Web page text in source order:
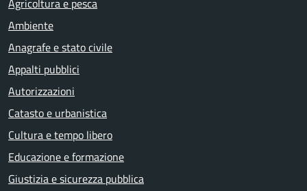
Ambiente
Anagrafe e stato civile
Appalti pubblici
Autorizzazioni
Catasto e urbanistica
Cultura e tempo libero
Educazione e formazione
Giustizia e sicurezza pubblica